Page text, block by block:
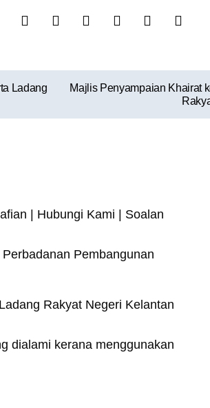
Ladang
Majlis Penyampaian Khairat
| Hubungi Kami | Soalan
Pembangunan
Rakyat Negeri Kelantan
dialami kerana menggunakan